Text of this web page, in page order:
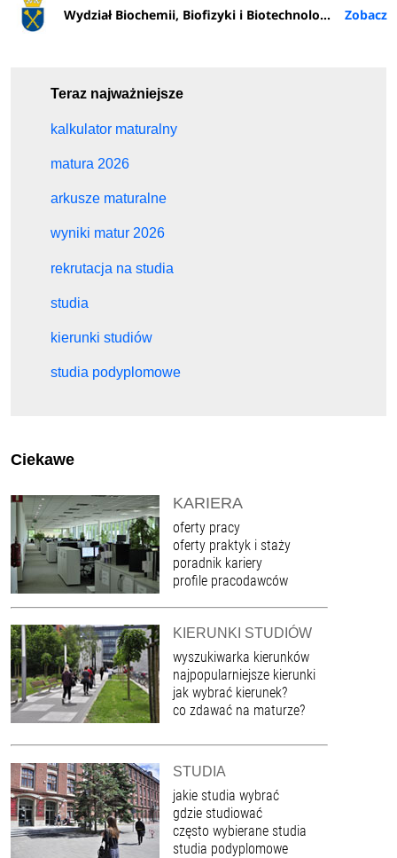
Wydział Biochemii, Biofizyki i Biotechnologii UJ
Teraz najważniejsze
kalkulator maturalny
matura 2026
arkusze maturalne
wyniki matur 2026
rekrutacja na studia
studia
kierunki studiów
studia podyplomowe
Ciekawe
KARIERA
oferty pracy
oferty praktyk i staży
poradnik kariery
profile pracodawców
KIERUNKI STUDIÓW
wyszukiwarka kierunków
najpopularniejsze kierunki
jak wybrać kierunek?
co zdawać na maturze?
STUDIA
jakie studia wybrać
gdzie studiować
często wybierane studia
studia podyplomowe